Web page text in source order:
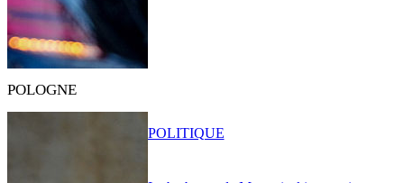
POLOGNE
POLITIQUE